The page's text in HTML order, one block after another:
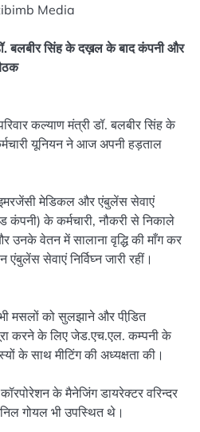
Media
बलबीर सिंह के दख़ल के बाद कंपनी और
कल्याण मंत्री डॉ. बलबीर सिंह के
यूनियन ने आज अपनी हड़ताल
मेडिकल और एंबुलेंस सेवाएं
के कर्मचारी, नौकरी से निकाले
उनके वेतन में सालाना वृद्धि की माँग कर
सेवाएं निर्विघ्न जारी रहीं।
मसलों को सुलझाने और पीडि़त
करने के लिए जेड.एच.एल. कम्पनी के
के साथ मीटिंग की अध्यक्षता की।
के मैनेजिंग डायरेक्टर वरिन्दर
गोयल भी उपस्थित थे।